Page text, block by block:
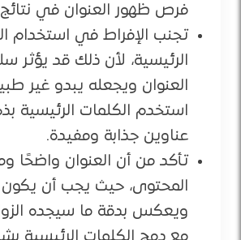
فرص ظهور العنوان في
تجنب الإفراط في استخدام
الرئيسية، لأن ذلك قد يؤثر
العنوان ويجعله يبدو غير
استخدم الكلمات الرئيسية
عناوين جذابة ومفيدة.
تأكد من أن العنوان واضحًا
المحتوى، حيث يجب أن يكون
ويعكس بدقة ما سيجده